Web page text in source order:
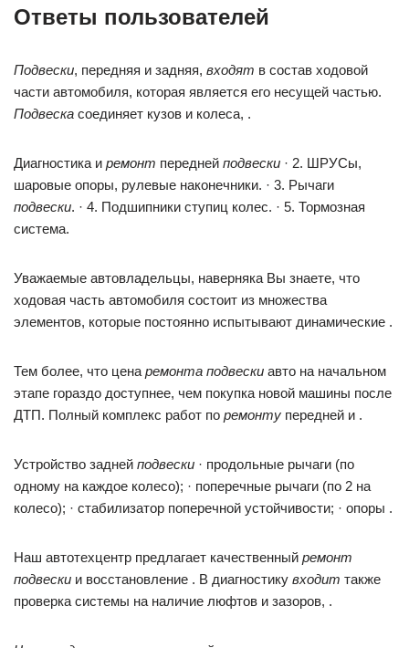
Ответы пользователей
Подвески, передняя и задняя, входят в состав ходовой
части автомобиля, которая является его несущей частью.
Подвеска соединяет кузов и колеса, .
Диагностика и ремонт передней подвески · 2. ШРУСы,
шаровые опоры, рулевые наконечники. · 3. Рычаги
подвески. · 4. Подшипники ступиц колес. · 5. Тормозная
система.
Уважаемые автовладельцы, наверняка Вы знаете, что
ходовая часть автомобиля состоит из множества
элементов, которые постоянно испытывают динамические .
Тем более, что цена ремонта подвески авто на начальном
этапе гораздо доступнее, чем покупка новой машины после
ДТП. Полный комплекс работ по ремонту передней и .
Устройство задней подвески · продольные рычаги (по
одному на каждое колесо); · поперечные рычаги (по 2 на
колесо); · стабилизатор поперечной устойчивости; · опоры .
Наш автотехцентр предлагает качественный ремонт
подвески и восстановление . В диагностику входит также
проверка системы на наличие люфтов и зазоров, .